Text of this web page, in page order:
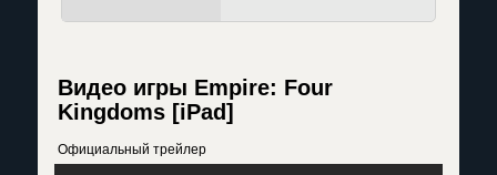
Видео игры Empire: Four
Kingdoms [iPad]
Официальный трейлер